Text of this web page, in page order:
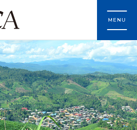
MENU